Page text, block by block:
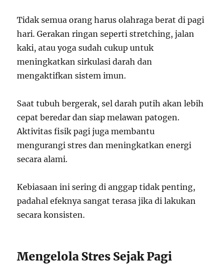
Tidak semua orang harus olahraga berat di pagi
hari. Gerakan ringan seperti stretching, jalan
kaki, atau yoga sudah cukup untuk
meningkatkan sirkulasi darah dan
mengaktifkan sistem imun.
Saat tubuh bergerak, sel darah putih akan lebih
cepat beredar dan siap melawan patogen.
Aktivitas fisik pagi juga membantu
mengurangi stres dan meningkatkan energi
secara alami.
Kebiasaan ini sering di anggap tidak penting,
padahal efeknya sangat terasa jika di lakukan
secara konsisten.
Mengelola Stres Sejak Pagi